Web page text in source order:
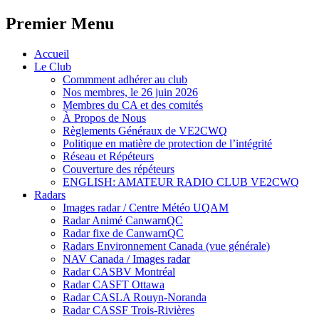
Premier Menu
Aller
Accueil
Le Club
Commment adhérer au club
Nos membres, le 26 juin 2026
Membres du CA et des comités
À Propos de Nous
Règlements Généraux de VE2CWQ
Politique en matière de protection de l’intégrité
Réseau et Répéteurs
Couverture des répéteurs
ENGLISH: AMATEUR RADIO CLUB VE2CWQ
Radars
Images radar / Centre Météo UQAM
Radar Animé CanwarnQC
Radar fixe de CanwarnQC
Radars Environnement Canada (vue générale)
NAV Canada / Images radar
Radar CASBV Montréal
Radar CASFT Ottawa
Radar CASLA Rouyn-Noranda
Radar CASSF Trois-Rivières